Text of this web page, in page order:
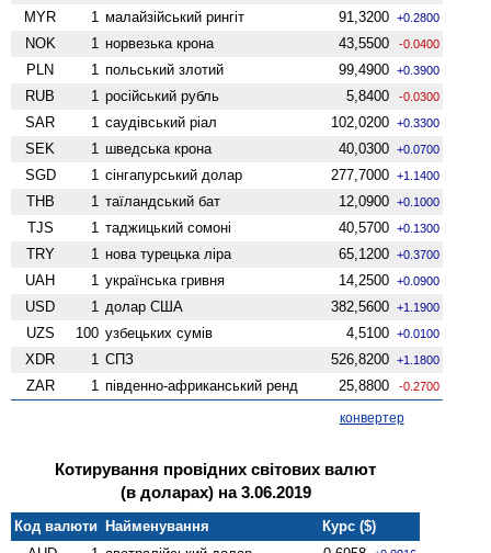
MYR 1 малайзійський рингіт 91,3200 +0.2800
NOK 1 норвезька крона 43,5500 -0.0400
PLN 1 польський злотий 99,4900 +0.3900
RUB 1 російський рубль 5,8400 -0.0300
SAR 1 саудівський ріал 102,0200 +0.3300
SEK 1 шведська крона 40,0300 +0.0700
SGD 1 сінгапурський долар 277,7000 +1.1400
THB 1 таїландський бат 12,0900 +0.1000
TJS 1 таджицький сомоні 40,5700 +0.1300
TRY 1 нова турецька ліра 65,1200 +0.3700
UAH 1 українська гривня 14,2500 +0.0900
USD 1 долар США 382,5600 +1.1900
UZS 100 узбецьких сумів 4,5100 +0.0100
XDR 1 СПЗ 526,8200 +1.1800
ZAR 1 південно-африканський ренд 25,8800 -0.2700
конвертер
Котирування провідних світових валют
(в доларах) на 3.06.2019
Код валюти Найменування
Курс ($)